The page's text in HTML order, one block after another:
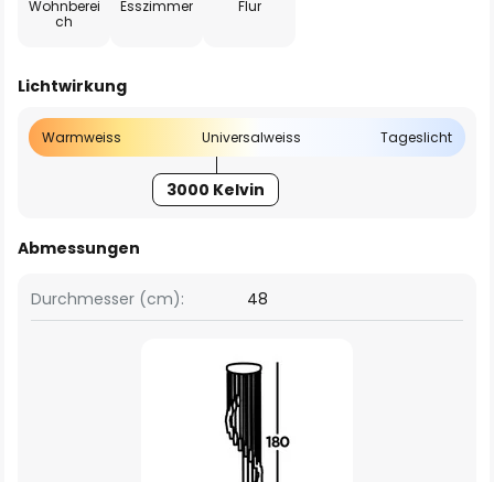
Wohnberei
ch
Esszimmer Flur
Lichtwirkung
Warmweiss Universalweiss Tageslicht
3000 Kelvin
Abmessungen
Durchmesser (cm): 48